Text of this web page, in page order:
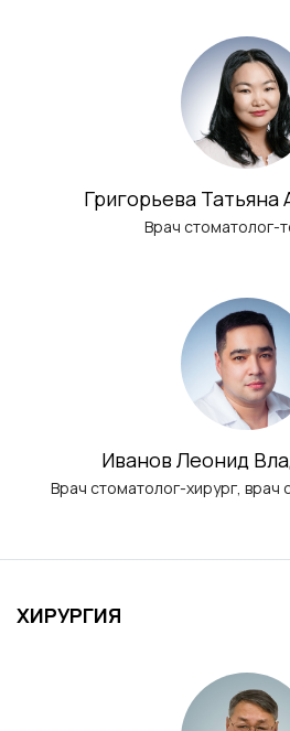
Григорьева Татьяна
Врач стоматолог-
Иванов Леонид
Врач стоматолог-хирург, врач
ХИРУРГИЯ